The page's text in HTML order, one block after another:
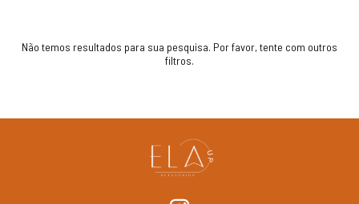
Não temos resultados para sua pesquisa. Por favor, tente com outros
filtros.